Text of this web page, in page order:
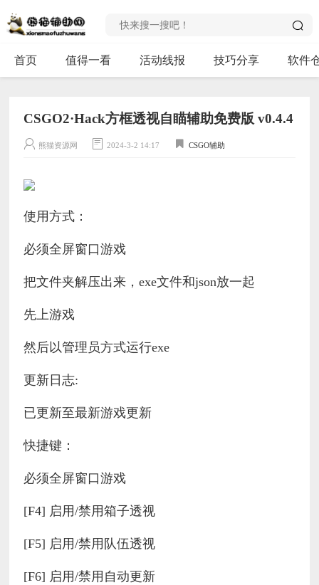
首页 值得一看 活动线报 技巧分享 软件
CSGO2·Hack方框透视自瞄辅助免费版 v0.4.4
熊猫资源网 2024-3-2 14:17 CSGO辅助
使用方式：
必须全屏窗口游戏
把文件夹解压出来，exe文件和json放一起
先上游戏
然后以管理员方式运行exe
更新日志:
已更新至最新游戏更新
快捷键：
必须全屏窗口游戏
[F4] 启用/禁用箱子透视
[F5] 启用/禁用队伍透视
[F6] 启用/禁用自动更新